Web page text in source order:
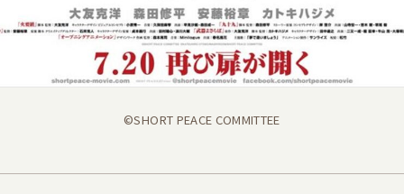
©SHORT PEACE COMMITTEE